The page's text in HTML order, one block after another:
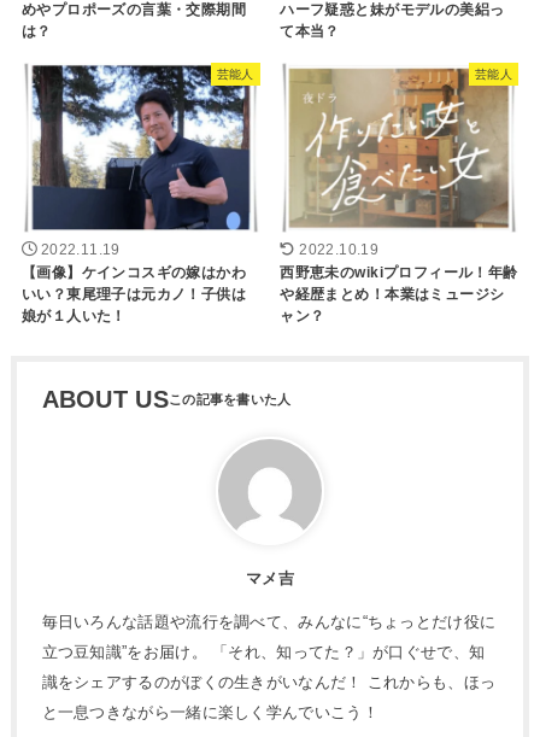
めやプロポーズの言葉・交際期間
は？
ハーフ疑惑と妹がモデルの美絽っ
て本当？
芸能人
2022.11.19
【画像】ケインコスギの嫁はかわ
いい？東尾理子は元カノ！子供は
娘が１人いた！
芸能人
2022.10.19
西野恵未のwikiプロフィール！年齢
や経歴まとめ！本業はミュージシ
ャン？
ABOUT US
マメ吉
毎日いろんな話題や流行を調べて、みんなに“ちょっとだけ役に
立つ豆知識”をお届け。 「それ、知ってた？」が口ぐせで、知
識をシェアするのがぼくの生きがいなんだ！ これからも、ほっ
と一息つきながら一緒に楽しく学んでいこう！